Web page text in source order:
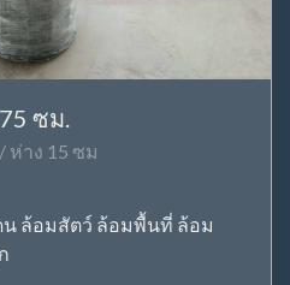
ซม.
ห่าง 15 ซม
น ล้อมสัตว์ ล้อมพื้นที่ ล้อม